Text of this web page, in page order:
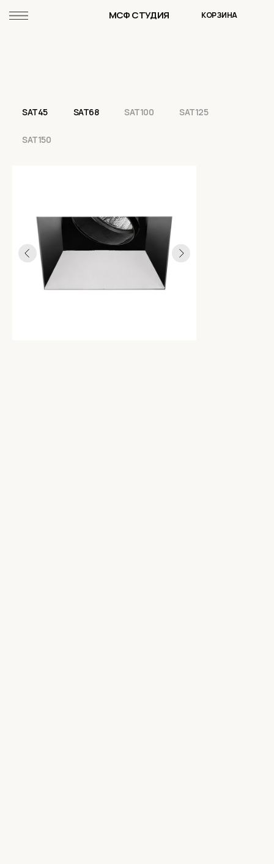
МСФ СТУДИЯ КОРЗИНА
SAT45 SAT68 SAT100 SAT125
SAT150